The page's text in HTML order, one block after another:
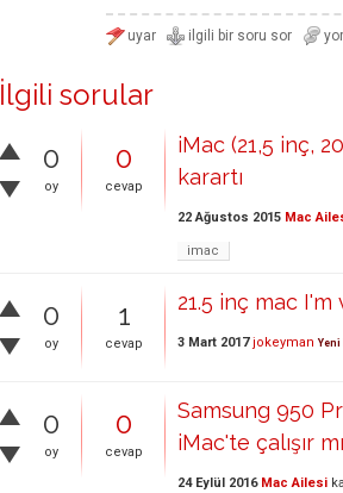
İlgili sorular
0
oy
0
cevap
iMac (21,5 inç,
karartı
22 Ağustos 2015 Mac
imac
0
oy
1
cevap
21.5 inç mac
3 Mart 2017 jokeyman Yeni
0
oy
0
cevap
Samsung 950
iMac'te çalışır
24 Eylül 2016 Mac Ailesi